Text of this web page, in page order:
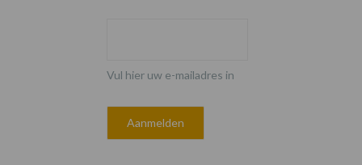
Vul hier uw e-mailadres in